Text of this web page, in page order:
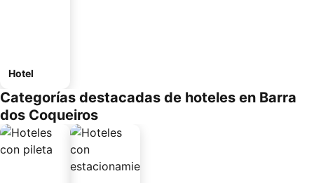
Hotel
Categorías destacadas de hoteles en Barra
dos Coqueiros